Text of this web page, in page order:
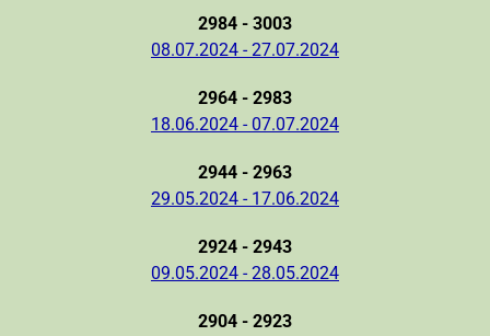
2984 - 3003
08.07.2024 - 27.07.2024
2964 - 2983
18.06.2024 - 07.07.2024
2944 - 2963
29.05.2024 - 17.06.2024
2924 - 2943
09.05.2024 - 28.05.2024
2904 - 2923